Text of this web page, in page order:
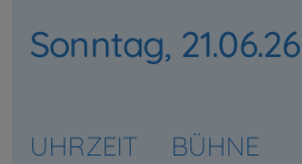
Sonntag, 21.06.26
UHRZEIT
BÜHNE